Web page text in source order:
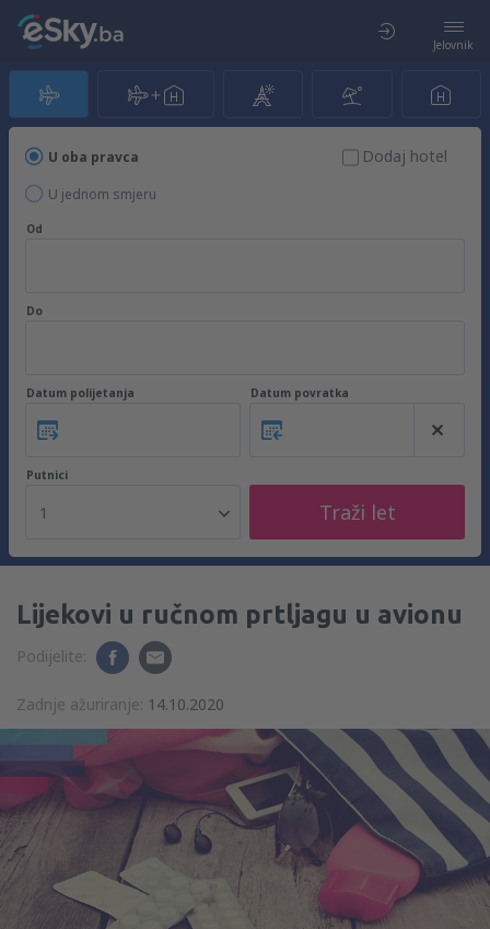
Jelovnik
U oba pravca
U jednom smjeru
Dodaj hotel
Od
Do
Datum polijetanja Datum povratka
Putnici
1 Traži let
Lijekovi u ručnom prtljagu u avionu
Podijelite:
Zadnje ažuriranje: 14.10.2020